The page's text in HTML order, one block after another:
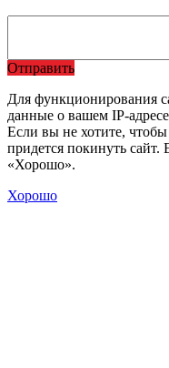
Отправить
Для функционирования
данные о вашем IP-
Если вы не хотите,
придется покинуть
«Хорошо».
Хорошо